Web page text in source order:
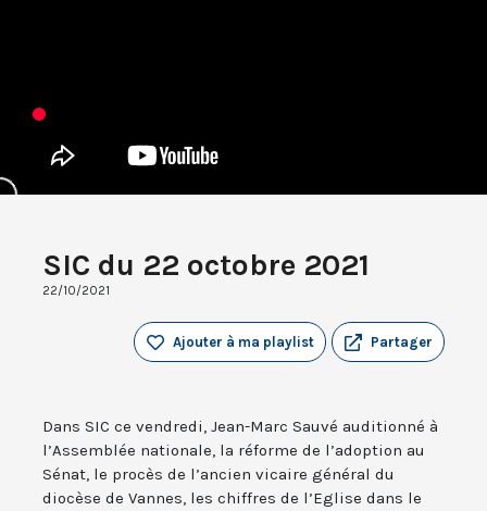
SIC du 22 octobre 2021
22/10/2021
Partager
Ajouter à ma playlist
Dans SIC ce vendredi, Jean-Marc Sauvé auditionné à
l’Assemblée nationale, la réforme de l’adoption au
Sénat, le procès de l’ancien vicaire général du
diocèse de Vannes, les chiffres de l’Eglise dans le